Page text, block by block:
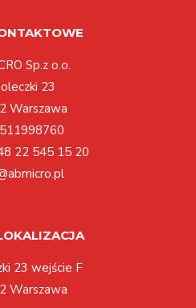
Sp.z o.o.
23
Warszawa
22 545 15 20
23 wejście F
Warszawa